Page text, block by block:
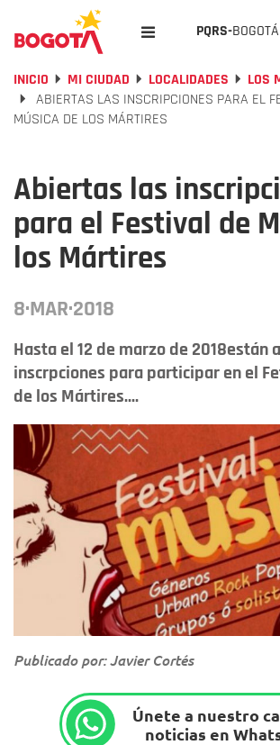
PQRS-
INICIO MI CIUDAD LOCALIDADES
LOS
ABIERTAS LAS INSCRIPCIONES PARA EL
MÚSICA DE LOS MÁRTIRES
Abiertas las
para el Festival de
los Mártires
8·MAR·2018
Hasta el 12 de marzo de 2018están
inscrpciones para participar en el
de los Mártires....
Publicado por: Javier Cortés
Únete a nuestro
noticias en